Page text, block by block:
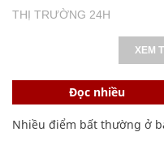
THỊ TRƯỜNG 24H
XEM
Đọc nhiều
Nhiều điểm bất thường ở